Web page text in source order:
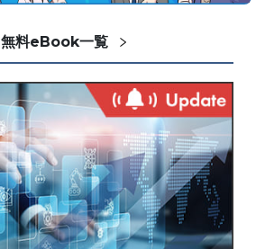
無料eBook一覧